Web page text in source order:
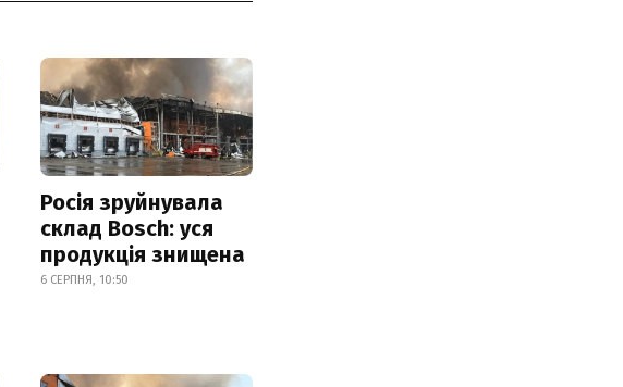
Росія зруйнувала
склад Bosch: уся
продукція знищена
6 СЕРПНЯ, 10:50